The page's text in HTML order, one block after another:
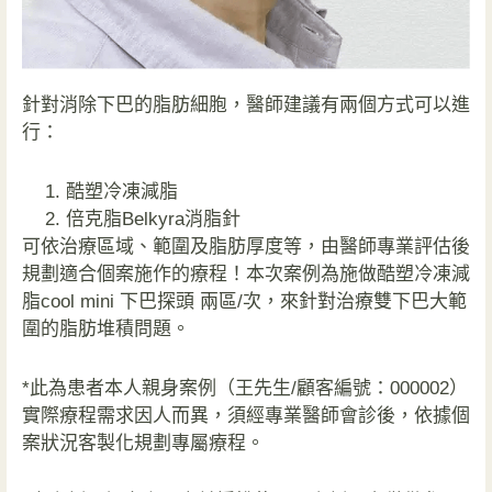
針對消除下巴的脂肪細胞，醫師建議有兩個方式可以進
行：
酷塑冷凍減脂
倍克脂Belkyra消脂針
可依治療區域、範圍及脂肪厚度等，由醫師專業評估後
規劃適合個案施作的療程！本次案例為施做酷塑冷凍減
脂cool mini 下巴探頭 兩區/次，來針對治療雙下巴大範
圍的脂肪堆積問題。
*此為患者本人親身案例（王先生/顧客編號：000002）
實際療程需求因人而異，須經專業醫師會診後，依據個
案狀況客製化規劃專屬療程。